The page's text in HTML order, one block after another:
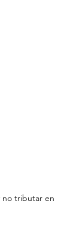
no tributar en